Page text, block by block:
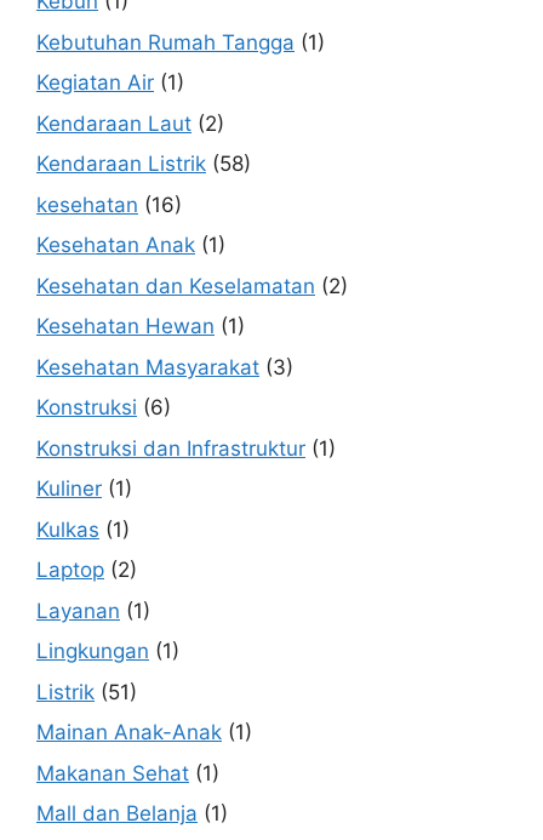
Kebutuhan Rumah Tangga (1)
Kegiatan Air (1)
Kendaraan Laut (2)
Kendaraan Listrik (58)
kesehatan (16)
Kesehatan Anak (1)
Kesehatan dan Keselamatan (2)
Kesehatan Hewan (1)
Kesehatan Masyarakat (3)
Konstruksi (6)
Konstruksi dan Infrastruktur (1)
Kuliner (1)
Kulkas (1)
Laptop (2)
Layanan (1)
Lingkungan (1)
Listrik (51)
Mainan Anak-Anak (1)
Makanan Sehat (1)
Mall dan Belanja (1)